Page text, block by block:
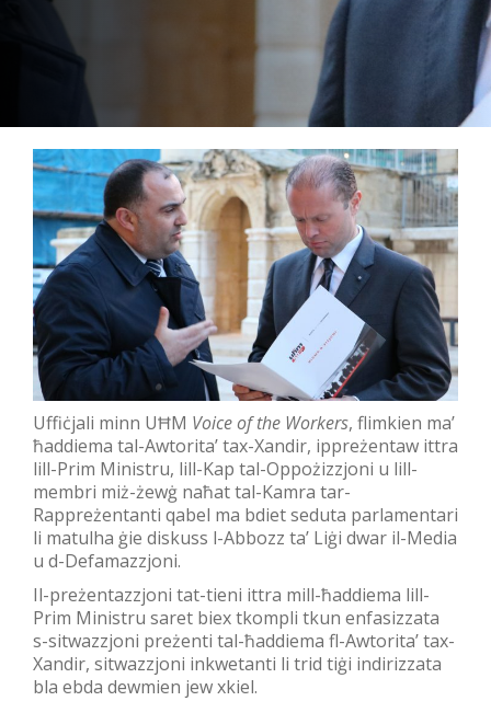
Uffiċjali minn UĦM Voice of the Workers, flimkien ma’
ħaddiema tal-Awtorita’ tax-Xandir, ippreżentaw ittra
lill-Prim Ministru, lill-Kap tal-Oppożizzjoni u lill-
membri miż-żewġ naħat tal-Kamra tar-
Rappreżentanti qabel ma bdiet seduta parlamentari
li matulha ġie diskuss l-Abbozz ta’ Liġi dwar il-Media
u d-Defamazzjoni.
Il-preżentazzjoni tat-tieni ittra mill-ħaddiema lill-
Prim Ministru saret biex tkompli tkun enfasizzata
s-sitwazzjoni preżenti tal-ħaddiema fl-Awtorita’ tax-
Xandir, sitwazzjoni inkwetanti li trid tiġi indirizzata
bla ebda dewmien jew xkiel.